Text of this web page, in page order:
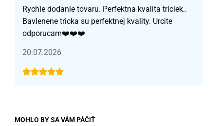
Rychle dodanie tovaru. Perfektna kvalita triciek..
Bavlenene tricka su perfektnej kvality. Urcite
odporucam❤️❤️❤️
20.07.2026
MOHLO BY SA VÁM PÁČIŤ